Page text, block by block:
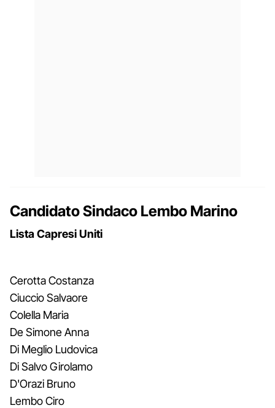
Candidato Sindaco Lembo Marino
Lista Capresi Uniti
Cerotta Costanza
Ciuccio Salvaore
Colella Maria
De Simone Anna
Di Meglio Ludovica
Di Salvo Girolamo
D'Orazi Bruno
Lembo Ciro